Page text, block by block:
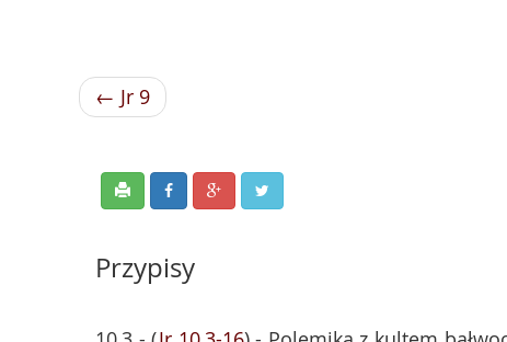
← Jr 9
Przypisy